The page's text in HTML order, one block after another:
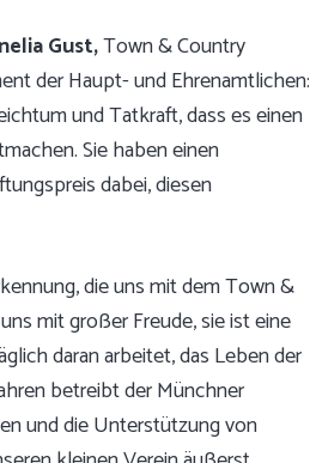
Gust,Town & Country
der Haupt- und Ehrenamtlichen:
und Tatkraft, dass es einen
Sie haben einen
dabei, diesen
die uns mit dem Town &
mit großer Freude, sie ist eine
daran arbeitet, das Leben der
betreibt der Münchner
und die Unterstützung von